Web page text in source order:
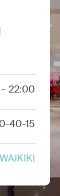
22:00
40-15